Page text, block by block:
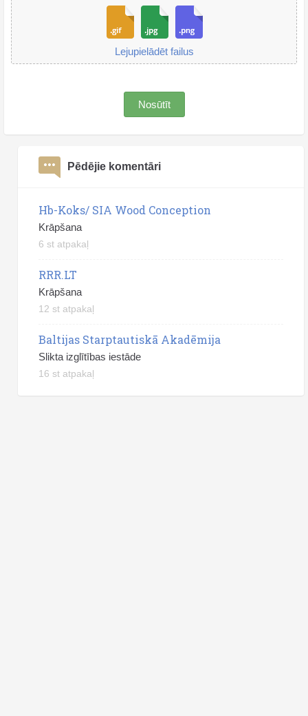
Lejupielādēt failus
Nosūtīt
Pēdējie komentāri
Hb-Koks/ SIA Wood Conception
Krāpšana
6 st atpakaļ
RRR.LT
Krāpšana
12 st atpakaļ
Baltijas Starptautiskā Akadēmija
Slikta izglītības iestāde
16 st atpakaļ